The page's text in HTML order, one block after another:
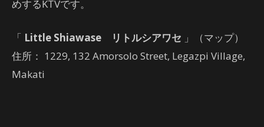
めするKTVです。
「 Little Shiawase リトルシアワセ 」（マップ）
住所： 1229, 132 Amorsolo Street, Legazpi Village,
Makati